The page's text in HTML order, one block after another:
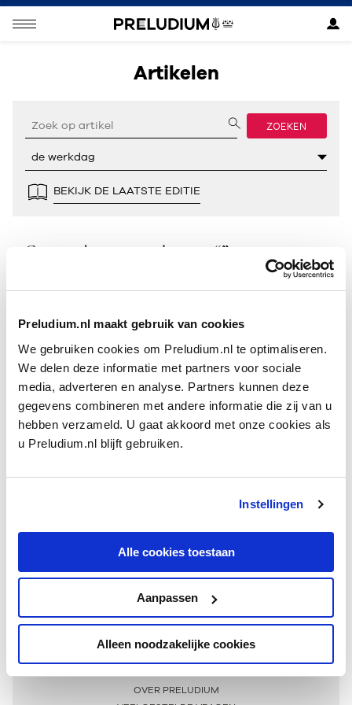
Preludium.nl maakt gebruik van cookies
We gebruiken cookies om Preludium.nl te optimaliseren.
We delen deze informatie met partners voor sociale
media, adverteren en analyse. Partners kunnen deze
gegevens combineren met andere informatie die zij van u
hebben verzameld. U gaat akkoord met onze cookies als
u Preludium.nl blijft gebruiken.
Instellingen
Alle cookies toestaan
Aanpassen
Alleen noodzakelijke cookies
Artikelen
ZOEKEN
BEKIJK DE LAATSTE EDITIE
Geen resultaten gevonden voor “”.
Meer informatie
OVER PRELUDIUM